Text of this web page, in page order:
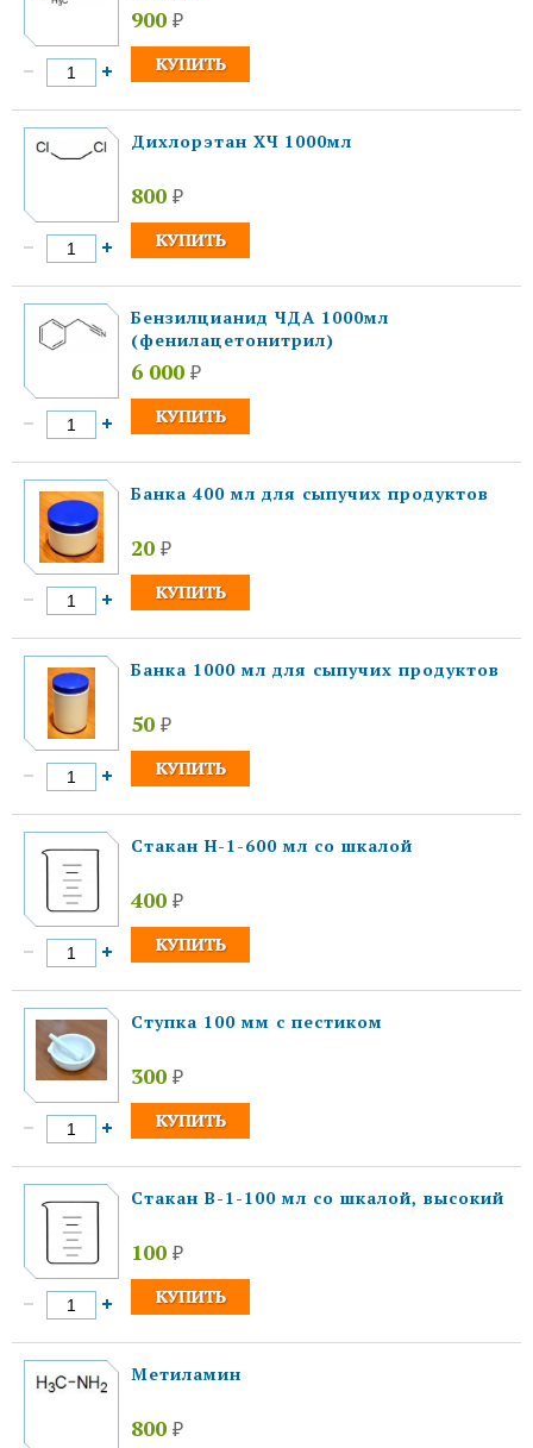
900 ₽
Дихлорэтан ХЧ 1000мл
800 ₽
Бензилцианид ЧДА 1000мл
(фенилацетонитрил)
6 000 ₽
Банка 400 мл для сыпучих продуктов
20 ₽
Банка 1000 мл для сыпучих продуктов
50 ₽
Стакан Н-1-600 мл со шкалой
400 ₽
Ступка 100 мм с пестиком
300 ₽
Стакан В-1-100 мл со шкалой, высокий
100 ₽
Метиламин
800 ₽